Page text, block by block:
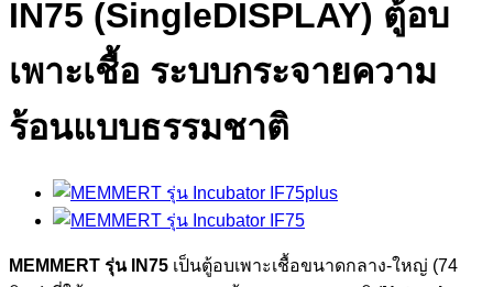
IN75 (SingleDISPLAY) ตู้อบ
เพาะเชื้อ ระบบกระจายความ
ร้อนแบบธรรมชาติ
MEMMERT รุ่น IN75 เป็นตู้อบเพาะเชื้อขนาดกลาง-ใหญ่ (74